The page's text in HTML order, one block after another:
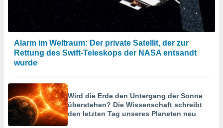
Alarm im Weltraum: Der private Satellit, der zur
Rettung des Swift-Teleskops der NASA entsandt
wurde
Wird die Erde den Untergang der Sonne
überstehen? Die Wissenschaft schreibt
den letzten Tag unseres Planeten neu